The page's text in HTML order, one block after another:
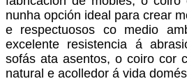
nunha opción ideal para crear
e respectuosos co medio
excelente resistencia á
sofás ata asentos, o coiro cor
natural e acolledor á vida